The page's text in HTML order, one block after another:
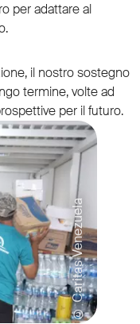
© Caritas Venezuela
per adattare al
il nostro sostegno
termine, volte ad
per il futuro.